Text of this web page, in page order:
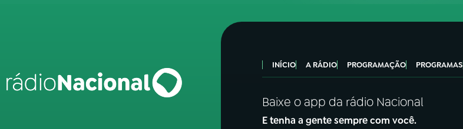
INÍCIO A RÁDIO PROGRAMAÇÃO PROGRAMAS
Baixe o app da rádio Nacional
E tenha a gente sempre com você.